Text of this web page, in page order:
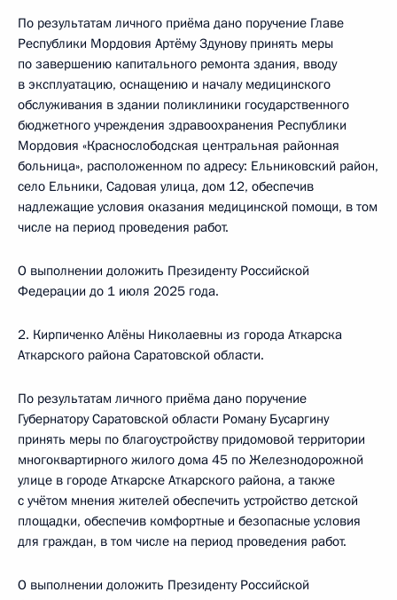
По результатам личного приёма дано поручение Главе
Республики Мордовия Артёму Здунову принять меры
по завершению капитального ремонта здания, вводу
в эксплуатацию, оснащению и началу медицинского
обслуживания в здании поликлиники государственного
бюджетного учреждения здравоохранения Республики
Мордовия «Краснослободская центральная районная
больница», расположенном по адресу: Ельниковский район,
село Ельники, Садовая улица, дом 12, обеспечив
надлежащие условия оказания медицинской помощи, в том
числе на период проведения работ.
О выполнении доложить Президенту Российской
Федерации до 1 июля 2025 года.
2. Кирпиченко Алёны Николаевны из города Аткарска
Аткарского района Саратовской области.
По результатам личного приёма дано поручение
Губернатору Саратовской области Роману Бусаргину
принять меры по благоустройству придомовой территории
многоквартирного жилого дома 45 по Железнодорожной
улице в городе Аткарске Аткарского района, а также
с учётом мнения жителей обеспечить устройство детской
площадки, обеспечив комфортные и безопасные условия
для граждан, в том числе на период проведения работ.
О выполнении доложить Президенту Российской